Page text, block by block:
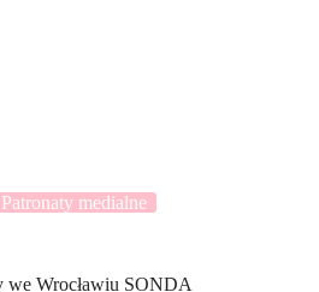
Patronaty medialne
we Wrocławiu SONDA